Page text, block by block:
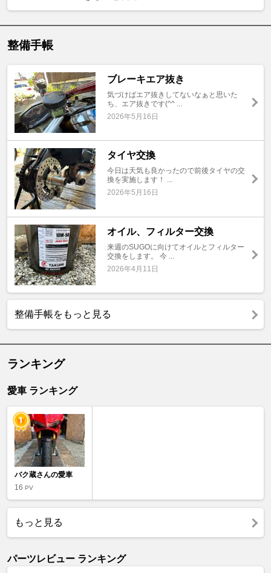
整備手帳
ブレーキエア抜き
気づけばエア抜きしてないなぁと思いた
ち、エア抜きです(^^ ...
2026年5月16日
タイヤ交換
今日は天気も良かったので前後タイヤの交
換を実施します！ ...
2026年5月16日
オイル、フィルター交換
来週のSUGOに向けてオイルとフィルター
交換をします。 今 ...
2026年4月11日
整備手帳をもっと見る
ランキング
愛車 ランキング
バク蔵さんの愛車
16 PV
もっと見る
パーツレビュー ランキング